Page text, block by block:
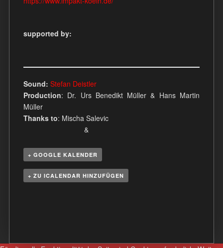
supported by:
Sound: Stefan Deistler
Production: Dr. Urs Benedikt Müller & Hans Martin
Müller
Thanks to: Mischa Salevic
&
+ GOOGLE KALENDER
+ ZU ICALENDAR HINZUFÜGEN